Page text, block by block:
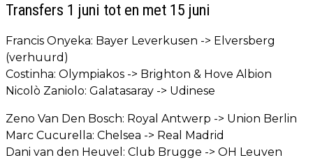
Transfers 1 juni tot en met 15 juni
Francis Onyeka: Bayer Leverkusen -> Elversberg
(verhuurd)
Costinha: Olympiakos -> Brighton & Hove Albion
Nicolò Zaniolo: Galatasaray -> Udinese
Zeno Van Den Bosch: Royal Antwerp -> Union Berlin
Marc Cucurella: Chelsea -> Real Madrid
Dani van den Heuvel: Club Brugge -> OH Leuven